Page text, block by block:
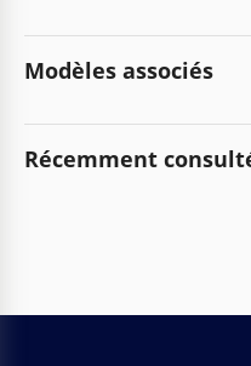
Modèles associés
Récemment